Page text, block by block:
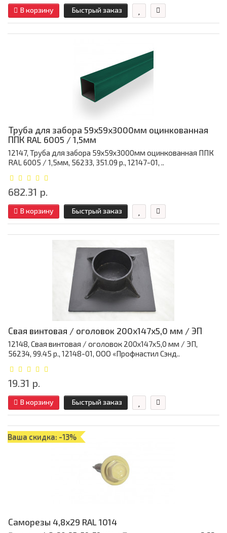
В корзину Быстрый заказ
Труба для забора 59х59x3000мм оцинкованная
ППК RAL 6005 / 1,5мм
12147, Труба для забора 59х59x3000мм оцинкованная ППК
RAL 6005 / 1,5мм, 56233, 351.09 р., 12147-01, ..
682.31 р.
В корзину Быстрый заказ
Свая винтовая / оголовок 200x147x5,0 мм / ЭП
12148, Свая винтовая / оголовок 200x147x5,0 мм / ЭП,
56234, 99.45 р., 12148-01, ООО «Профнастил Сэнд..
19.31 р.
В корзину Быстрый заказ
Ваша скидка: -13%
Саморезы 4,8х29 RAL 1014